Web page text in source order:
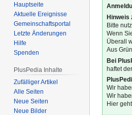
Hinweis
Bitte
Wenn
Überall
Aus
Bei
haftet
Wir
Wir
Hier
Hauptseite
Aktuelle Ereignisse
Gemeinschafts­portal
Letzte Änderungen
Hilfe
Spenden
PlusPedia Inhalte
Zufälliger Artikel
Alle Seiten
Neue Seiten
Neue Bilder